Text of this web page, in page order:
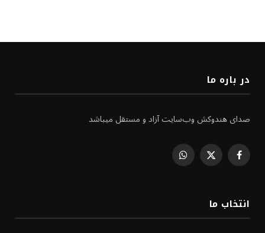
در باره ما
صدای هندوکش وب‌سایت آزاد و مستقل میباشد
Facebook
X
WhatsApp
انتخاب ما